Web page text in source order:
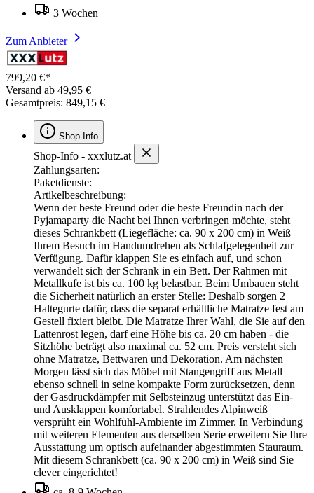
3 Wochen
Zum Anbieter
799,20 €*
Versand ab 49,95 €
Gesamtpreis: 849,15 €
Shop-Info
Shop-Info - xxxlutz.at
Zahlungsarten:
Paketdienste:
Artikelbeschreibung:
Wenn der beste Freund oder die beste Freundin nach der
Pyjamaparty die Nacht bei Ihnen verbringen möchte, steht
dieses Schrankbett (Liegefläche: ca. 90 x 200 cm) in Weiß
Ihrem Besuch im Handumdrehen als Schlafgelegenheit zur
Verfügung. Dafür klappen Sie es einfach auf, und schon
verwandelt sich der Schrank in ein Bett. Der Rahmen mit
Metallkufe ist bis ca. 100 kg belastbar. Beim Umbauen steht
die Sicherheit natürlich an erster Stelle: Deshalb sorgen 2
Haltegurte dafür, dass die separat erhältliche Matratze fest am
Gestell fixiert bleibt. Die Matratze Ihrer Wahl, die Sie auf den
Lattenrost legen, darf eine Höhe bis ca. 20 cm haben - die
Sitzhöhe beträgt also maximal ca. 52 cm. Preis versteht sich
ohne Matratze, Bettwaren und Dekoration. Am nächsten
Morgen lässt sich das Möbel mit Stangengriff aus Metall
ebenso schnell in seine kompakte Form zurücksetzen, denn
der Gasdruckdämpfer mit Selbsteinzug unterstützt das Ein-
und Ausklappen komfortabel. Strahlendes Alpinweiß
versprüht ein Wohlfühl-Ambiente im Zimmer. In Verbindung
mit weiteren Elementen aus derselben Serie erweitern Sie Ihre
Ausstattung um optisch aufeinander abgestimmten Stauraum.
Mit diesem Schrankbett (ca. 90 x 200 cm) in Weiß sind Sie
clever eingerichtet!